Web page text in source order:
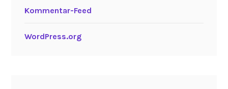
Kommentar-Feed
WordPress.org